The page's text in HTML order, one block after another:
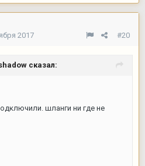
#20
2017
сказал:
шланги ни где не